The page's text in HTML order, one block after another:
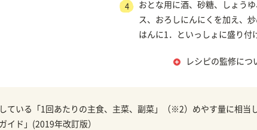
4
おとな用に酒、砂糖、しょう
ス、おろしにんにくを加え、
はんに1．といっしょに盛り付
レシピの監修につ
ている「1回あたりの主食、主菜、副菜」（※2）めやす量に相当し
イド」(2019年改訂版）